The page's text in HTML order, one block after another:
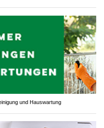
und Hauswartung